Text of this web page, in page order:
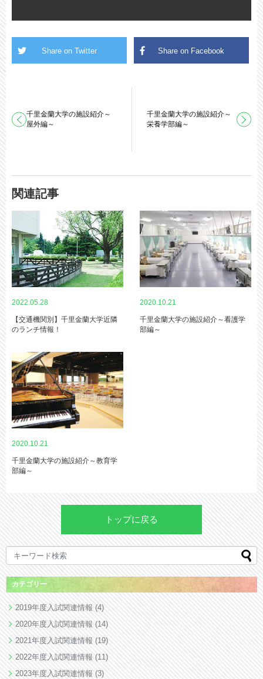
関連記事
2022.05.28
【交通機関別】千里金蘭大学近隣
のランチ情報！
2020.10.21
千里金蘭大学の施設紹介～看護学
部編～
2020.10.21
千里金蘭大学の施設紹介～教育学
部編～
千里金蘭大学の施設紹介～
屋外編～
千里金蘭大学の施設紹介～
栄養学部編～
トップに戻る
カテゴリー
2019年度入試関連情報 (4)
2020年度入試関連情報 (14)
2021年度入試関連情報 (19)
2022年度入試関連情報 (11)
2023年度入試関連情報 (3)